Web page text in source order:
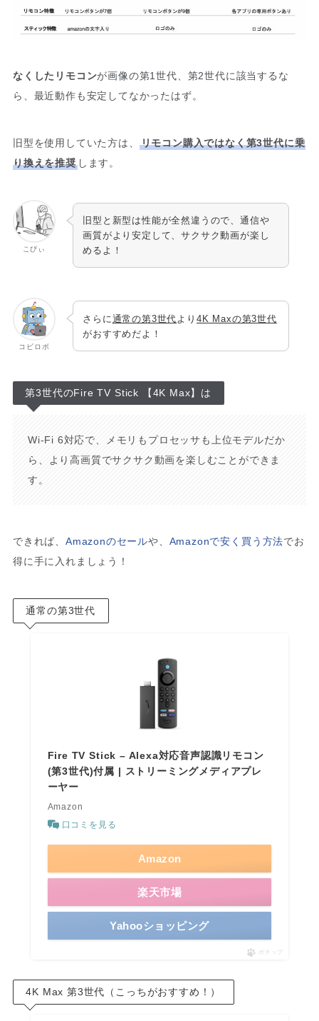
なくしたリモコンが画像の第1世代、第2世代に該当するな
ら、最近動作も安定してなかったはず。
旧型を使用していた方は、
リモコン購入ではなく第3世代に乗
り換えを推奨します。
こびぃ
旧型と新型は性能が全然違うので、通信や
画質がより安定して、サクサク動画が楽し
めるよ！
コビロボ
さらに 通常の第3世代 より 4K Maxの第3世代
がおすすめだよ！
第3世代のFire TV Stick 【4K Max】は
Wi-Fi 6対応で、メモリもプロセッサも上位モデルだか
ら、より高画質でサクサク動画を楽しむことができま
す。
できれば、 Amazonのセールや、 Amazonで安く買う方法でお
得に手に入れましょう！
通常の第3世代
Fire TV Stick – Alexa対応音声認識リモコン
(第3世代)付属 | ストリーミングメディアプレ
ーヤー
Amazon
口コミを見る
Amazon
楽天市場
Yahooショッピング
ポチップ
4K Max 第3世代（こっちがおすすめ！）